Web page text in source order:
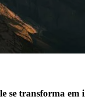
se transforma